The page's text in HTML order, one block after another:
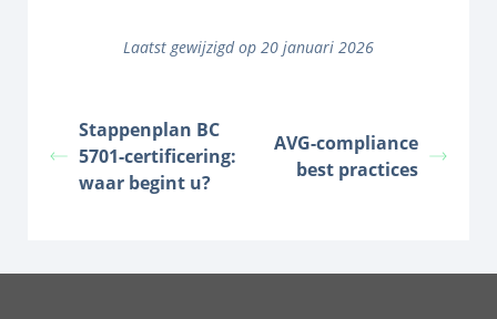
Laatst gewijzigd op 20 januari 2026
Stappenplan BC
5701-certificering:
waar begint u?
AVG-compliance
best practices